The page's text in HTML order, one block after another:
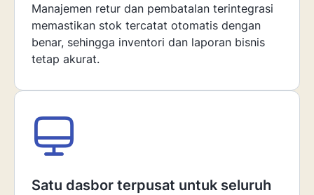
Manajemen retur dan pembatalan terintegrasi
memastikan stok tercatat otomatis dengan
benar, sehingga inventori dan laporan bisnis
tetap akurat.
Satu dasbor terpusat untuk seluruh